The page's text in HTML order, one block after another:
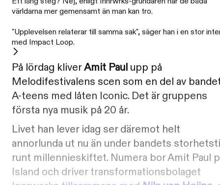
världarna mer gemensamt än man kan tro.
"Upplevelsen relaterar till samma sak", säger han i en stor
med Impact Loop.
På lördag kliverAmit Paul upp på
Melodifestivalens scen som en del av
A-teens med låten Iconic. Det är gruppens
första nya musik på 20 år.
Livet han lever idag ser däremot helt
annorlunda ut nu än under bandets
runt millennieskiftet. Numera bor Amit Paul
Island och driver transformationsbolaget